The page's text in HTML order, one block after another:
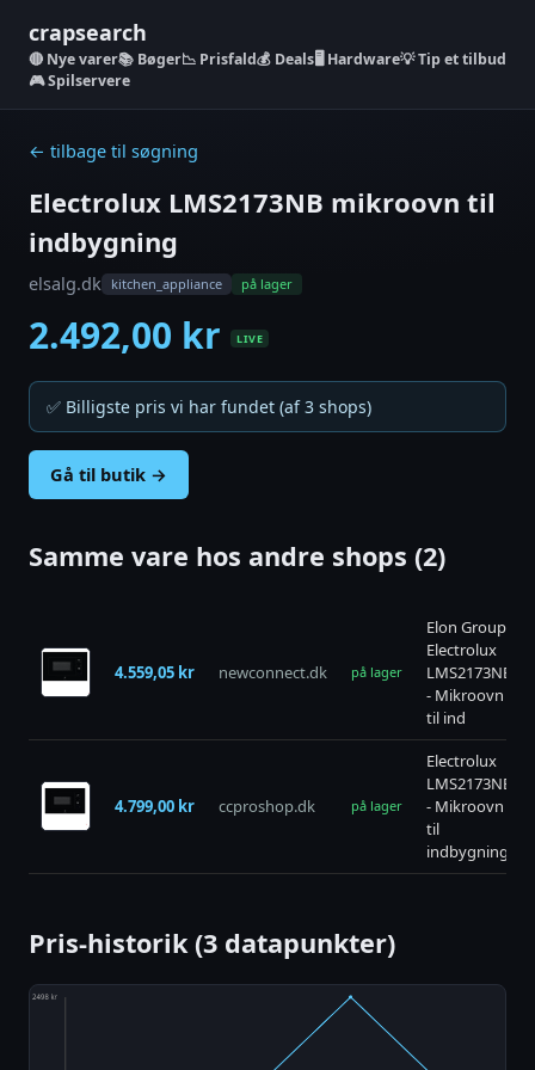
crapsearch
Nye varer📚 Bøger📉 Prisfald💰 Deals🖥️ Hardware💡 Tip et tilbud
🎮 Spilservere
← tilbage til søgning
Electrolux LMS2173NB mikroovn til
indbygning
elsalg.dk kitchen_appliance på lager
2.492,00 kr LIVE
✅ Billigste pris vi har fundet (af 3 shops)
Gå til butik →
Samme vare hos andre shops (2)
4.559,05 kr newconnect.dk på lager
Elon Group
Electrolux
LMS2173NB
- Mikroovn
til ind
4.799,00 kr ccproshop.dk på lager
Electrolux
LMS2173NB
- Mikroovn
til
indbygning
Pris-historik (3 datapunkter)